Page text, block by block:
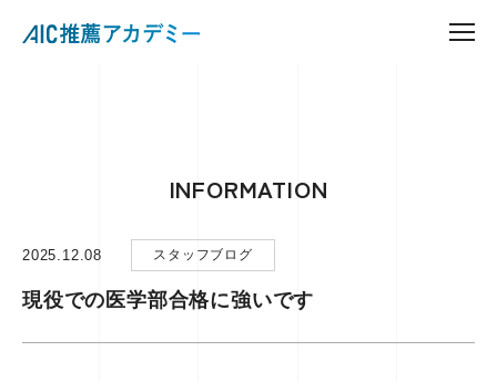
INFORMATION
2025.12.08 スタッフブログ
現役での医学部合格に強いです